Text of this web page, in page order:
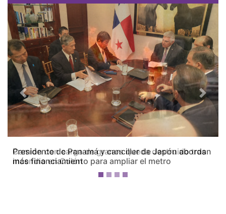
Camión con carga de granos queda destruido tras
incendio en Colón
Previous Next